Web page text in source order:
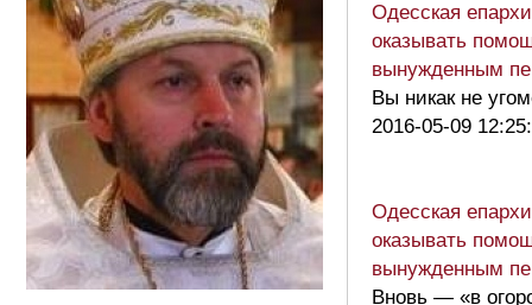
Одесская
оказывать
вынужденным
Вы никак не
2016-05-09
Одесская
оказывать
вынужденным
Вновь — «в